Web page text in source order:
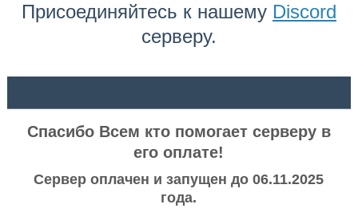
Присоединяйтесь к нашему Discord
серверу.
Спасибо Всем кто помогает серверу в
его оплате!
Сервер оплачен и запущен до 06.11.2025
года.